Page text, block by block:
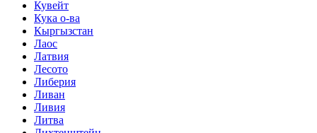
Кувейт
Кука о-ва
Кыргызстан
Лаос
Латвия
Лесото
Либерия
Ливан
Ливия
Литва